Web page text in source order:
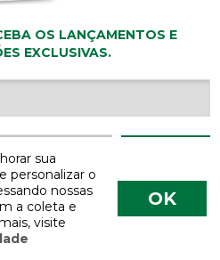
OS LANÇAMENTOS E
EXCLUSIVAS.
sua
personalizar o
nossas
a coleta e
visite
OK